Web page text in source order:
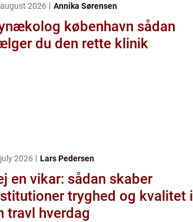
2026 Annika Sørensen
københavn sådan
du den rette klinik
2026 Lars Pedersen
en vikar: sådan skaber
tryghed og kvalitet i
travl hverdag